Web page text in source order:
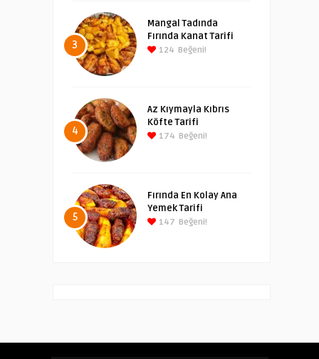
3
Mangal Tadında
Fırında Kanat Tarifi
124 Beğeni!
4
Az Kıymayla Kıbrıs
Köfte Tarifi
174 Beğeni!
5
Fırında En Kolay Ana
Yemek Tarifi
147 Beğeni!